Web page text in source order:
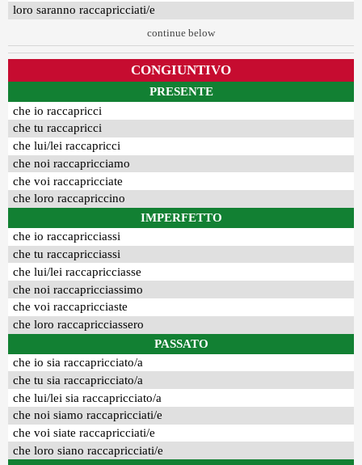
loro saranno raccapricciati/e
continue below
CONGIUNTIVO
PRESENTE
che io raccapricci
che tu raccapricci
che lui/lei raccapricci
che noi raccapricciamo
che voi raccapricciate
che loro raccapriccino
IMPERFETTO
che io raccapricciassi
che tu raccapricciassi
che lui/lei raccapricciasse
che noi raccapricciassimo
che voi raccapricciaste
che loro raccapricciassero
PASSATO
che io sia raccapricciato/a
che tu sia raccapricciato/a
che lui/lei sia raccapricciato/a
che noi siamo raccapricciati/e
che voi siate raccapricciati/e
che loro siano raccapricciati/e